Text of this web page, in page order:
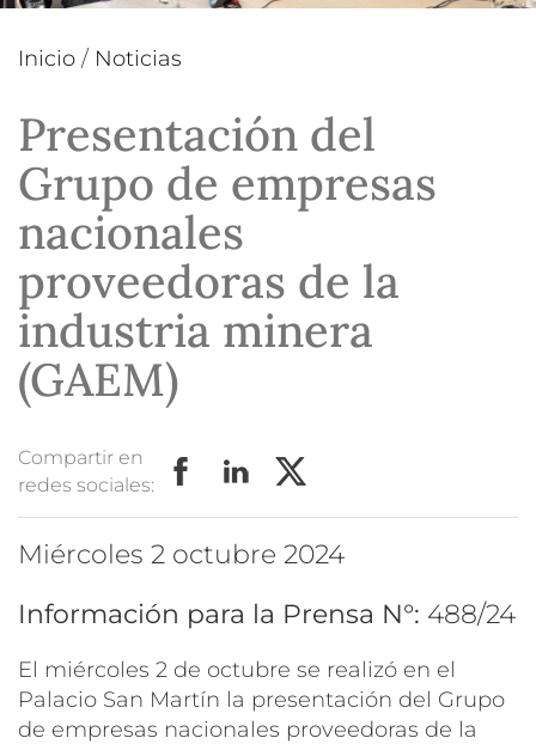
Inicio / Noticias
Presentación del
Grupo de empresas
nacionales
proveedoras de la
industria minera
(GAEM)
Compartir en
redes sociales:
miércoles 2 octubre 2024
Información para la Prensa N°: 488/24
El miércoles 2 de octubre se realizó en el
Palacio San Martín la presentación del Grupo
de empresas nacionales proveedoras de la